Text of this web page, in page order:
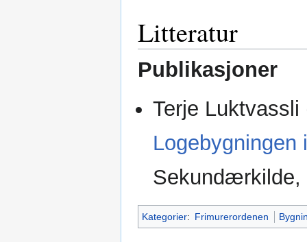
Litteratur
Publikasjoner
Terje
Logebygningen
Sekundærkilde,
Kategorier: Frimurerordenen